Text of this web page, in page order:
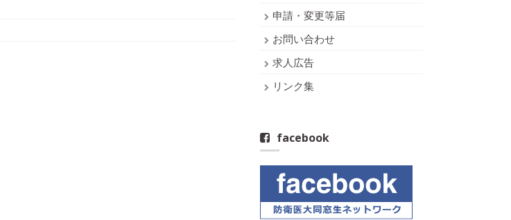
申請・変更等届
お問い合わせ
求人広告
リンク集
facebook